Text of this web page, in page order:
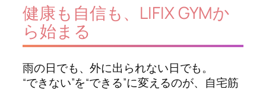
健康も自信も、LIFIX GYMか
ら始まる
雨の日でも、外に出られない日でも。
“できない”を“できる”に変えるのが、自宅筋